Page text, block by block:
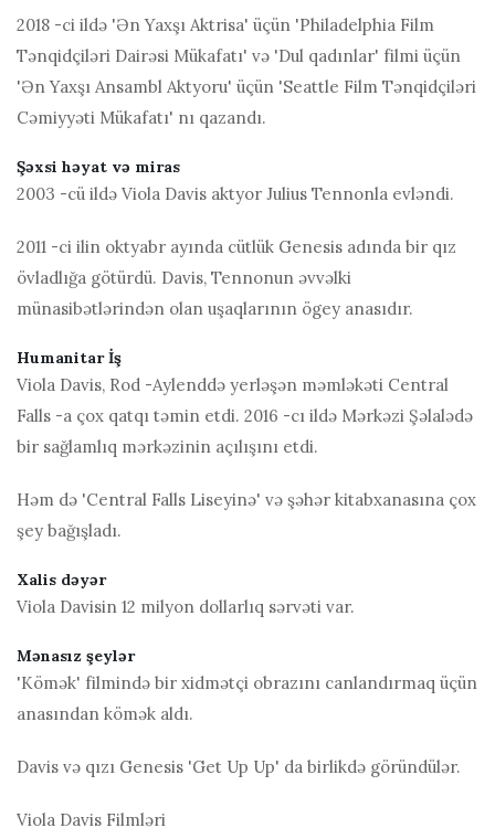
2018 -ci ildə 'Ən Yaxşı Aktrisa' üçün 'Philadelphia Film
Tənqidçiləri Dairəsi Mükafatı' və 'Dul qadınlar' filmi üçün
'Ən Yaxşı Ansambl Aktyoru' üçün 'Seattle Film Tənqidçiləri
Cəmiyyəti Mükafatı' nı qazandı.
Şəxsi həyat və miras
2003 -cü ildə Viola Davis aktyor Julius Tennonla evləndi.
2011 -ci ilin oktyabr ayında cütlük Genesis adında bir qız
övladlığa götürdü. Davis, Tennonun əvvəlki
münasibətlərindən olan uşaqlarının ögey anasıdır.
Humanitar İş
Viola Davis, Rod -Aylenddə yerləşən məmləkəti Central
Falls -a çox qatqı təmin etdi. 2016 -cı ildə Mərkəzi Şəlalədə
bir sağlamlıq mərkəzinin açılışını etdi.
Həm də 'Central Falls Liseyinə' və şəhər kitabxanasına çox
şey bağışladı.
Xalis dəyər
Viola Davisin 12 milyon dollarlıq sərvəti var.
Mənasız şeylər
'Kömək' filmində bir xidmətçi obrazını canlandırmaq üçün
anasından kömək aldı.
Davis və qızı Genesis 'Get Up Up' da birlikdə göründülər.
Viola Davis Filmləri